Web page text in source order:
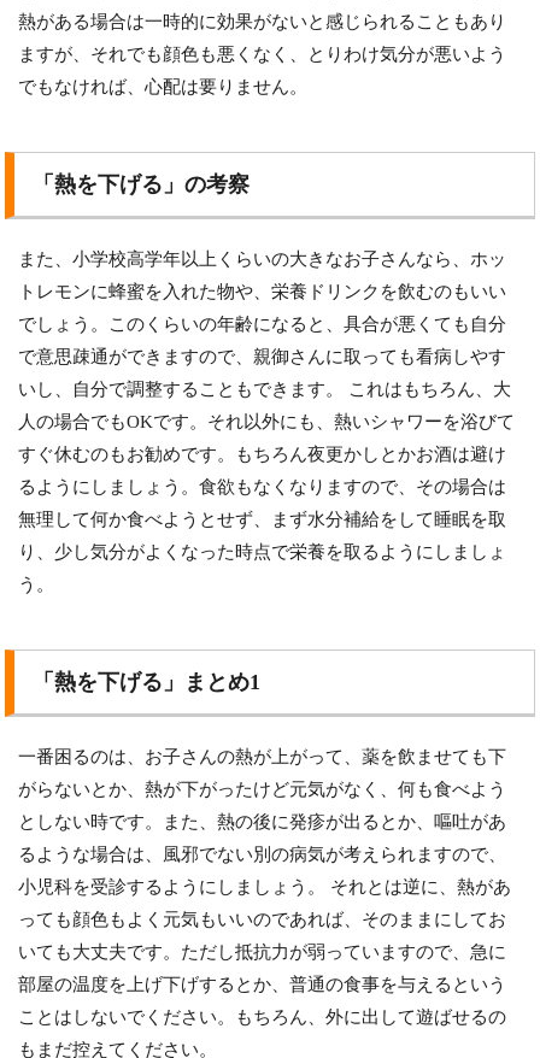
熱がある場合は一時的に効果がないと感じられることもあり
ますが、それでも顔色も悪くなく、とりわけ気分が悪いよう
でもなければ、心配は要りません。
「熱を下げる」の考察
また、小学校高学年以上くらいの大きなお子さんなら、ホッ
トレモンに蜂蜜を入れた物や、栄養ドリンクを飲むのもいい
でしょう。このくらいの年齢になると、具合が悪くても自分
で意思疎通ができますので、親御さんに取っても看病しやす
いし、自分で調整することもできます。 これはもちろん、大
人の場合でもOKです。それ以外にも、熱いシャワーを浴びて
すぐ休むのもお勧めです。もちろん夜更かしとかお酒は避け
るようにしましょう。食欲もなくなりますので、その場合は
無理して何か食べようとせず、まず水分補給をして睡眠を取
り、少し気分がよくなった時点で栄養を取るようにしましょ
う。
「熱を下げる」まとめ1
一番困るのは、お子さんの熱が上がって、薬を飲ませても下
がらないとか、熱が下がったけど元気がなく、何も食べよう
としない時です。また、熱の後に発疹が出るとか、嘔吐があ
るような場合は、風邪でない別の病気が考えられますので、
小児科を受診するようにしましょう。 それとは逆に、熱があ
っても顔色もよく元気もいいのであれば、そのままにしてお
いても大丈夫です。ただし抵抗力が弱っていますので、急に
部屋の温度を上げ下げするとか、普通の食事を与えるという
ことはしないでください。もちろん、外に出して遊ばせるの
もまだ控えてください。